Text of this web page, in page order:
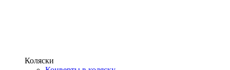
Коляски